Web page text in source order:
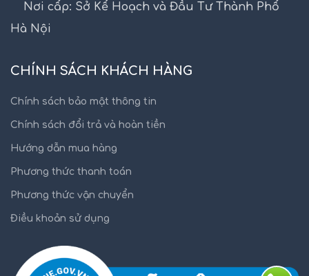
Nơi cấp: Sở Kế Hoạch và Đầu Tư Thành Phố
Hà Nội
CHÍNH SÁCH KHÁCH HÀNG
Chính sách bảo mật thông tin
Chính sách đổi trả và hoàn tiền
Hướng dẫn mua hàng
Phương thức thanh toán
Phương thức vận chuyển
Điều khoản sử dụng